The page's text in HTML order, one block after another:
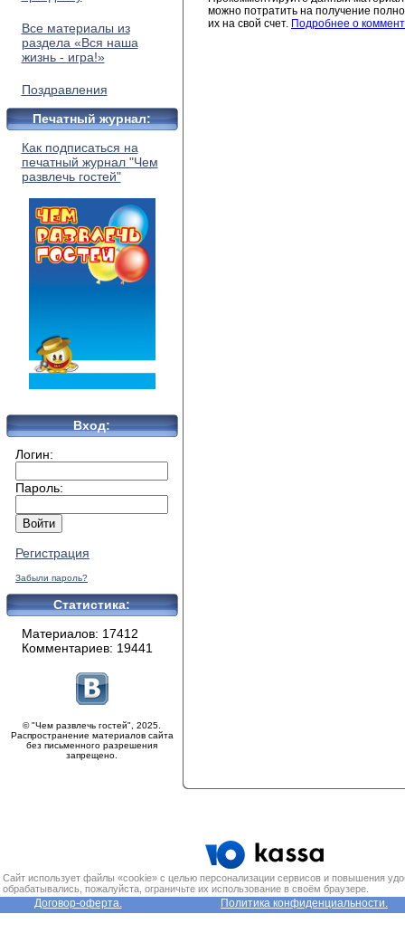
Все материалы из
раздела «Вся наша
жизнь - игра!»
Поздравления
Печатный журнал:
Как подписаться на
печатный журнал "Чем
развлечь гостей"
Вход:
Логин:
Пароль:
Регистрация
Забыли пароль?
Статистика:
Материалов: 17412
Комментариев: 19441
© "Чем развлечь гостей", 2025.
Распространение материалов сайта
без письменного разрешения
запрещено.
можно потратить на получение
их на свой счет. Подробнее о
Сайт использует файлы «cookie» с целью персонализации сервисов и повышения
обрабатывались, пожалуйста, ограничьте их использование в своём браузере.
Договор-оферта. Политика конфиденциальности.